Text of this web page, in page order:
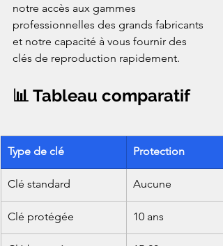
notre accès aux gammes
professionnelles des grands fabricants
et notre capacité à vous fournir des
clés de reproduction rapidement.
📊 Tableau comparatif
Type de clé Protection
Clé standard Aucune
Clé protégée 10 ans